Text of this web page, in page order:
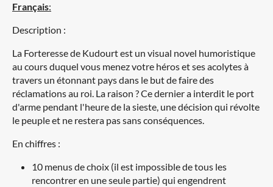
Français:
Description :
La Forteresse de Kudourt est un visual novel humoristique
au cours duquel vous menez votre héros et ses acolytes à
travers un étonnant pays dans le but de faire des
réclamations au roi. La raison ? Ce dernier a interdit le port
d'arme pendant l'heure de la sieste, une décision qui révolte
le peuple et ne restera pas sans conséquences.
En chiffres :
10 menus de choix (il est impossible de tous les
rencontrer en une seule partie) qui engendrent